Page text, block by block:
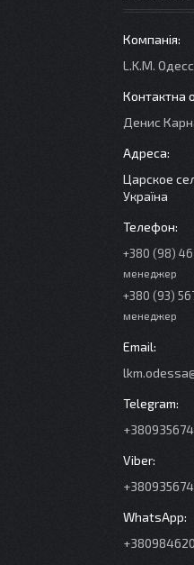
L.K.M.
Денис
Царское
Україна
+380 (98)
менеджер
+380 (93)
менеджер